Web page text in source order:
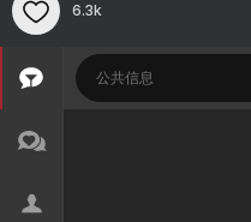
6.3k